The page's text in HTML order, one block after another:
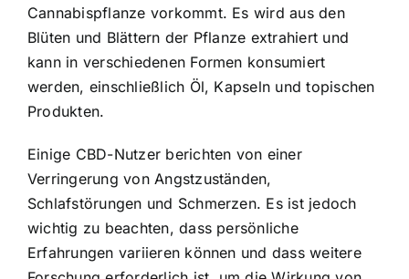
Cannabispflanze vorkommt. Es wird aus den
Blüten und Blättern der Pflanze extrahiert und
kann in verschiedenen Formen konsumiert
werden, einschließlich Öl, Kapseln und topischen
Produkten.
Einige CBD-Nutzer berichten von einer
Verringerung von Angstzuständen,
Schlafstörungen und Schmerzen. Es ist jedoch
wichtig zu beachten, dass persönliche
Erfahrungen variieren können und dass weitere